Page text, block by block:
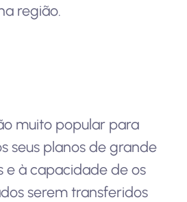
região.
muito popular para
seus planos de grande
e à capacidade de os
serem transferidos